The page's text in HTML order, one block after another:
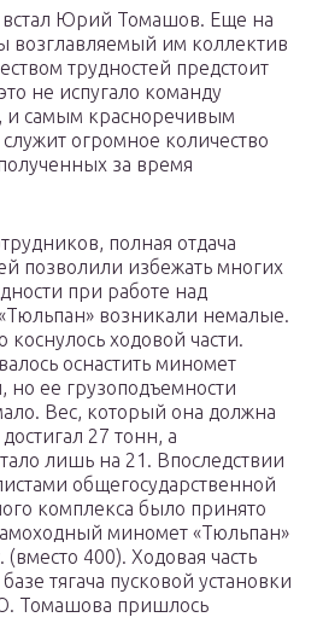
встал Юрий Томашов. Еще на
возглавляемый им коллектив
трудностей предстоит
не испугало команду
самым красноречивым
огромное количество
за время
полная отдача
позволили избежать многих
при работе над
возникали немалые.
ходовой части.
оснастить миномет
но ее грузоподъемности
Вес, который она должна
27 тонн, а
лишь на 21. Впоследствии
общегосударственной
комплекса было принято
миномет «Тюльпан»
(вместо 400). Ходовая часть
тягача пусковой установки
Томашова пришлось